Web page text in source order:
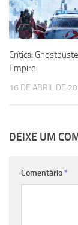
Crítica:
Empire
16 DE ABRIL DE
DEIXE UM
Comentário *